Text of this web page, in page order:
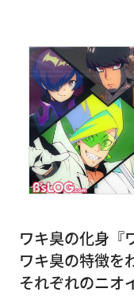
ワキ臭の化身『
ワキ臭の特徴を
それぞれのニオ